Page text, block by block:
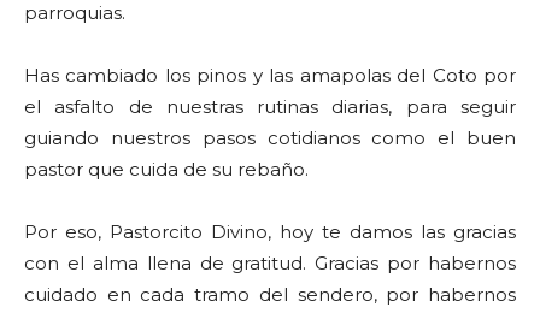
parroquias.
Has cambiado los pinos y las amapolas del Coto por
el asfalto de nuestras rutinas diarias, para seguir
guiando nuestros pasos cotidianos como el buen
pastor que cuida de su rebaño.
Por eso, Pastorcito Divino, hoy te damos las gracias
con el alma llena de gratitud. Gracias por habernos
cuidado en cada tramo del sendero, por habernos